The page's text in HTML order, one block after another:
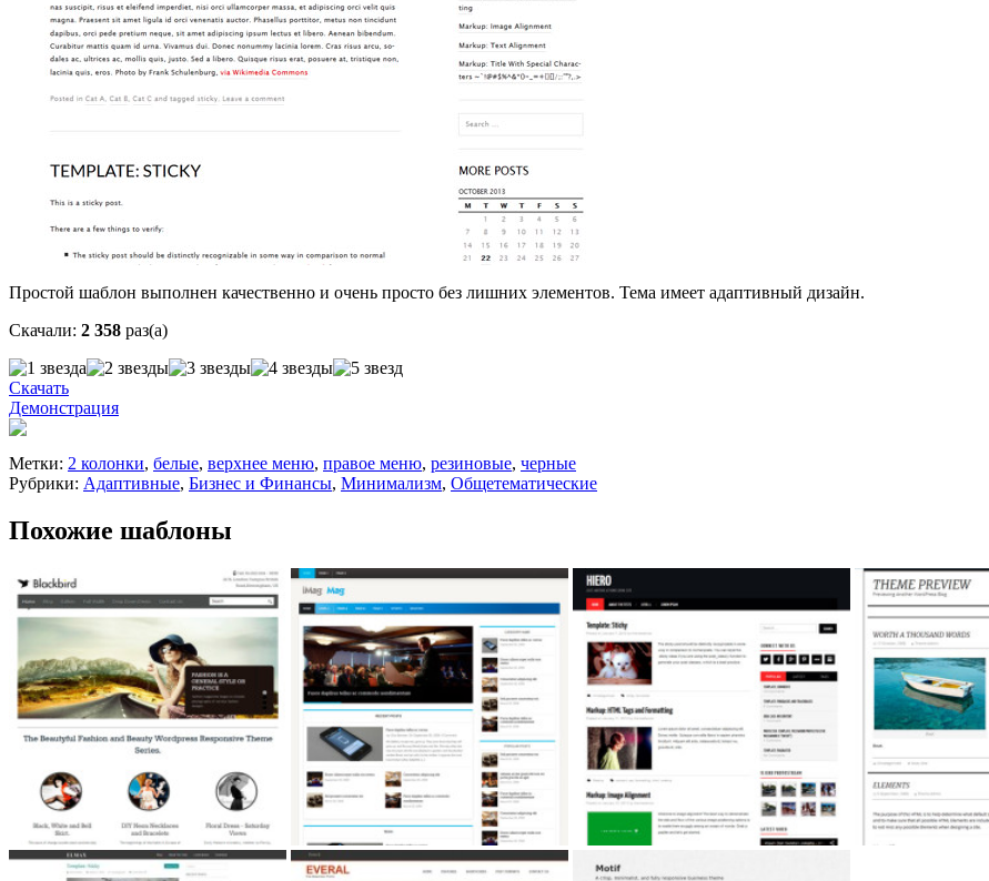
Простой шаблон выполнен качественно и очень просто без лишних элементов. Тема имеет адаптивный дизайн.
Скачали: 2 358 раз(а)
Скачать
Демонстрация
Метки: 2 колонки, белые, верхнее меню, правое меню, резиновые, черные
Рубрики: Адаптивные, Бизнес и Финансы, Минимализм, Общетематические
Похожие шаблоны